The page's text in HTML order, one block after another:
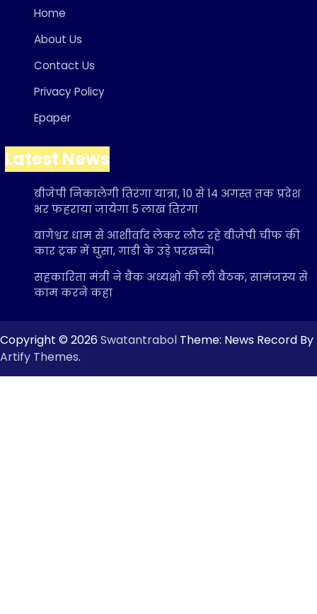
Home
About Us
Contact Us
Privacy Policy
Epaper
Latest News
बीजेपी निकालेगी तिरंगा यात्रा, 10 से 14 अगस्त तक प्रदेश
भर फहराया जायेगा 5 लाख तिरंगा
बागेश्वर धाम से आशीर्वाद लेकर लौट रहे बीजेपी चीफ की
कार ट्रक में घुसा, गाडी के उड़े परखच्चे।
सहकारिता मंत्री ने बैंक अध्यक्षो की ली बैठक, सामंजस्य से
काम करने कहा
Copyright © 2026 Swatantrabol Theme: News Record By
Artify Themes.